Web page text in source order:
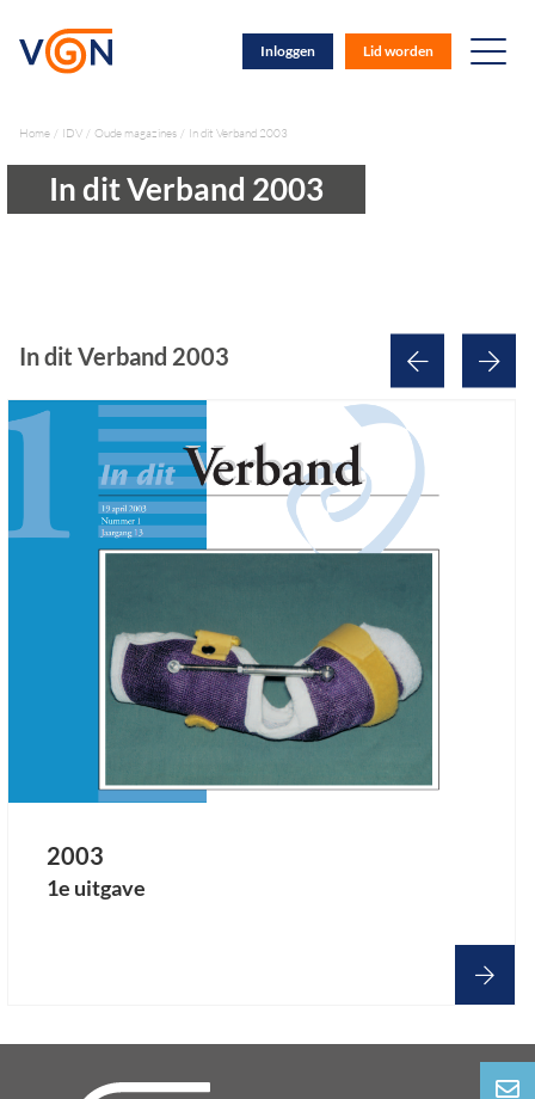
Inloggen Lid worden
Home IDV Oude magazines In dit Verband 2003
In dit Verband 2003
In dit Verband 2003
2003
1e uitgave